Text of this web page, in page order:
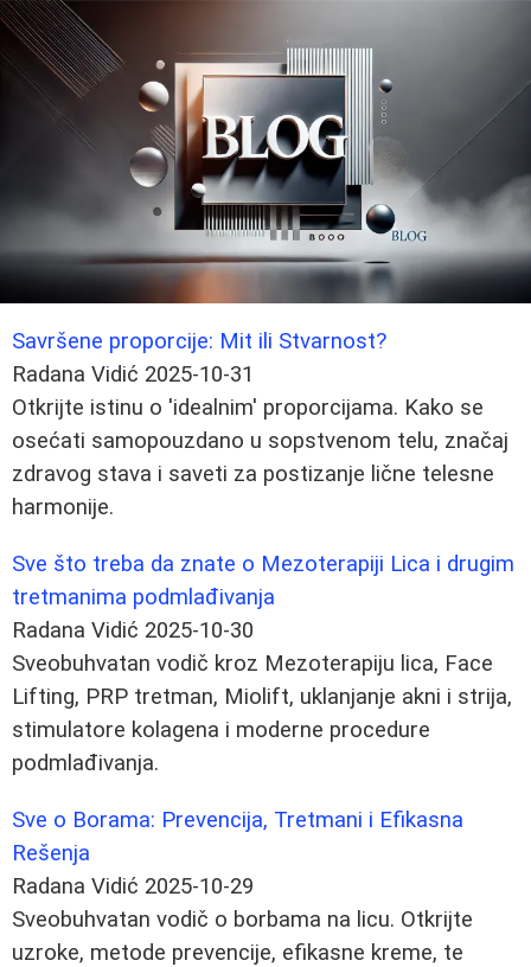
Savršene proporcije: Mit ili Stvarnost?
Radana Vidić 2025-10-31
Otkrijte istinu o 'idealnim' proporcijama. Kako se
osećati samopouzdano u sopstvenom telu, značaj
zdravog stava i saveti za postizanje lične telesne
harmonije.
Sve što treba da znate o Mezoterapiji Lica i drugim
tretmanima podmlađivanja
Radana Vidić 2025-10-30
Sveobuhvatan vodič kroz Mezoterapiju lica, Face
Lifting, PRP tretman, Miolift, uklanjanje akni i strija,
stimulatore kolagena i moderne procedure
podmlađivanja.
Sve o Borama: Prevencija, Tretmani i Efikasna
Rešenja
Radana Vidić 2025-10-29
Sveobuhvatan vodič o borbama na licu. Otkrijte
uzroke, metode prevencije, efikasne kreme, te